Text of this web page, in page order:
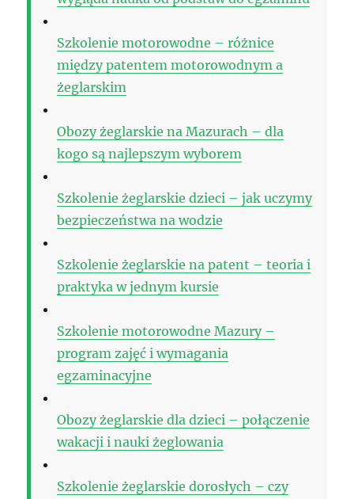
Szkolenie motorowodne – różnice
między patentem motorowodnym a
żeglarskim
Obozy żeglarskie na Mazurach – dla
kogo są najlepszym wyborem
Szkolenie żeglarskie dzieci – jak uczymy
bezpieczeństwa na wodzie
Szkolenie żeglarskie na patent – teoria i
praktyka w jednym kursie
Szkolenie motorowodne Mazury –
program zajęć i wymagania
egzaminacyjne
Obozy żeglarskie dla dzieci – połączenie
wakacji i nauki żeglowania
Szkolenie żeglarskie dorosłych – czy